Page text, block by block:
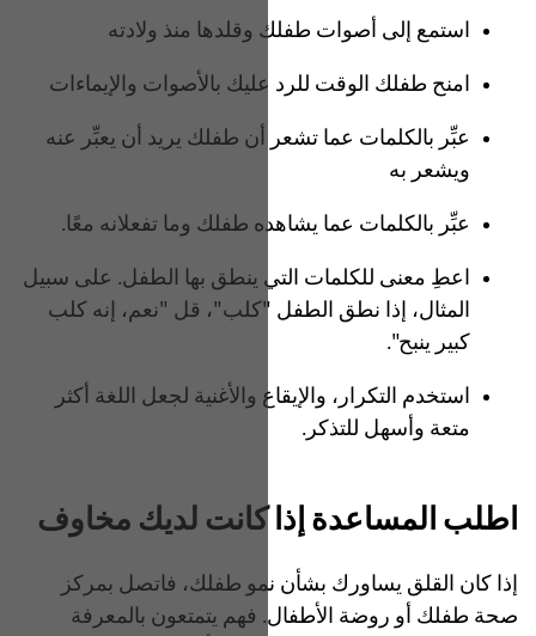
استمع إلى أصوات طفلك وقلدها منذ ولادته
امنح طفلك الوقت للرد عليك بالأصوات والإيماءات
عبِّر بالكلمات عما تشعر أن طفلك يريد أن يعبِّر عنه
ويشعر به
عبِّر بالكلمات عما يشاهده طفلك وما تفعلانه معًا.
اعطِ معنى للكلمات التي ينطق بها الطفل. على سبيل
المثال، إذا نطق الطفل "كلب"، قل "نعم، إنه كلب
كبير ينبح".
استخدم التكرار، والإيقاع والأغنية لجعل اللغة أكثر
متعة وأسهل للتذكر.
اطلب المساعدة إذا كانت لديك مخاوف
إذا كان القلق يساورك بشأن نمو طفلك، فاتصل بمركز
صحة طفلك أو روضة الأطفال. فهم يتمتعون بالمعرفة